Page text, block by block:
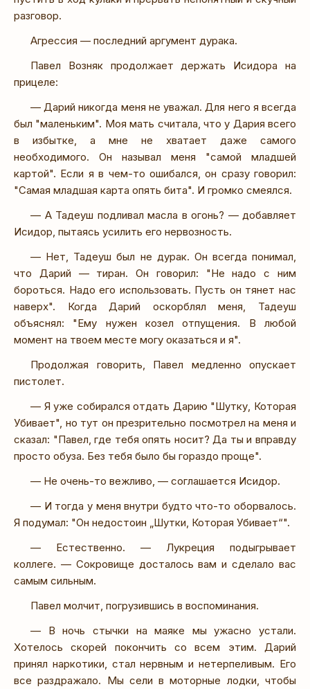
разговор.
Агрессия — последний аргумент дурака.
Павел Возняк продолжает держать Исидора на
прицеле:
— Дарий никогда меня не уважал. Для него я всегда
был "маленьким". Моя мать считала, что у Дария всего
в избытке, а мне не хватает даже самого
необходимого. Он называл меня "самой младшей
картой". Если я в чем-то ошибался, он сразу говорил:
"Самая младшая карта опять бита". И громко смеялся.
— А Тадеуш подливал масла в огонь? — добавляет
Исидор, пытаясь усилить его нервозность.
— Нет, Тадеуш был не дурак. Он всегда понимал,
что Дарий — тиран. Он говорил: "Не надо с ним
бороться. Надо его использовать. Пусть он тянет нас
наверх". Когда Дарий оскорблял меня, Тадеуш
объяснял: "Ему нужен козел отпущения. В любой
момент на твоем месте могу оказаться и я".
Продолжая говорить, Павел медленно опускает
пистолет.
— Я уже собирался отдать Дарию "Шутку, Которая
Убивает", но тут он презрительно посмотрел на меня и
сказал: "Павел, где тебя опять носит? Да ты и вправду
просто обуза. Без тебя было бы гораздо проще".
— Не очень-то вежливо, — соглашается Исидор.
— И тогда у меня внутри будто что-то оборвалось.
Я подумал: "Он недостоин „Шутки, Которая Убивает“".
— Естественно. — Лукреция подыгрывает
коллеге. — Сокровище досталось вам и сделало вас
самым сильным.
Павел молчит, погрузившись в воспоминания.
— В ночь стычки на маяке мы ужасно устали.
Хотелось скорей покончить со всем этим. Дарий
принял наркотики, стал нервным и нетерпеливым. Его
все раздражало. Мы сели в моторные лодки, чтобы